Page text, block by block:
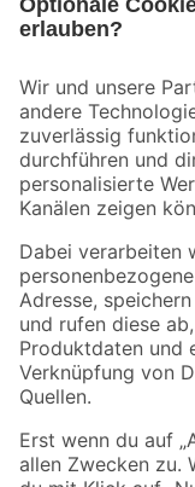
Der toom Newsletter:
Zur Newsletter
Folge uns
Zahlungsarten
Sicher einkaufen